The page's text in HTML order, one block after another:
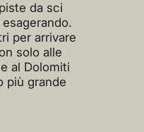
da sci
per arrivare
solo alle
al Dolomiti
più grande